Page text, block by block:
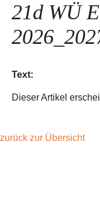
21d WÜ
Text:
Dieser Artikel
zurück zur Übersicht